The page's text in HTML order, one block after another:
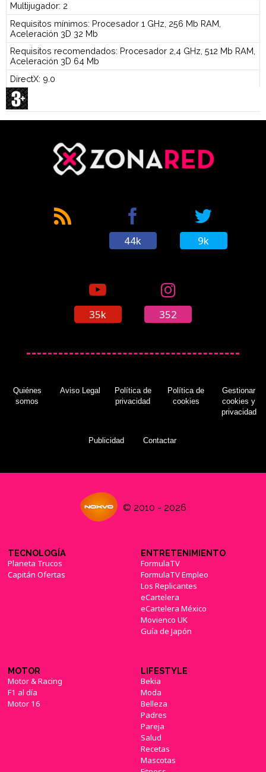
Multijugador: 2
Requisitos mínimos: Procesador 1 GHz, 256 Mb RAM,
Aceleración 3D 32 Mb
Requisitos recomendados: Procesador 2,4 GHz, 512 Mb RAM,
Aceleración 3D 64 Mb
DirectX: 9.0
44k 9k
35k 352
Quiénes
somos
Aviso Legal
Política de
privacidad
Política de
cookies
Gestionar
cookies y
privacidad
Publicidad Contactar
© 2010 - 2026
TECNOLOGÍA
Planeta Trucos
Capitán Ofertas
ENTRETENIMIENTO
FormulaTV
FormulaTV Empleo
Los Replicantes
eCartelera
eCartelera México
Movienco UK
Guía de Japón
MOTOR
Motor & Racing
F1 al día
Motor 16
LIFESTYLE
Bekia
Moda
Belleza
Padres
Pareja
Salud
Recetas
Mascotas